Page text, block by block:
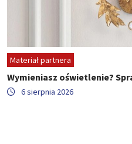
Materiał partnera
Wymieniasz oświetlenie?
6 sierpnia 2026